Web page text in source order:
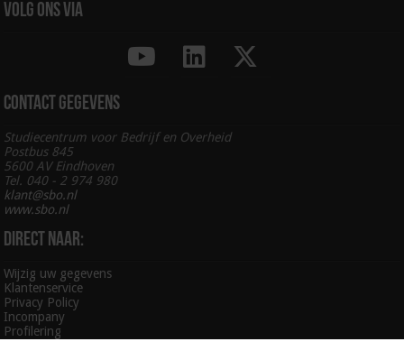
Volg ons via
Contact gegevens
Studiecentrum voor Bedrijf en Overheid
Postbus 845
5600 AV Eindhoven
Tel. 040 - 2 974 980
klant@sbo.nl
www.sbo.nl
Direct naar:
Wijzig uw gegevens
Klantenservice
Privacy Policy
Incompany
Profilering